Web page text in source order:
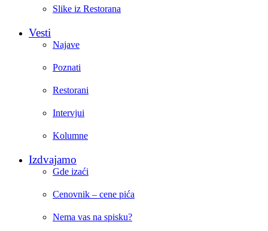
Slike iz Restorana
Vesti
Najave
Poznati
Restorani
Intervjui
Kolumne
Izdvajamo
Gde izaći
Cenovnik – cene pića
Nema vas na spisku?